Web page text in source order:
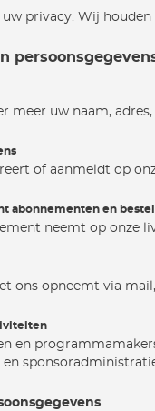
privacy. Wij
meer uw naam,
of aanmeldt op
abonnementen en
neemt op onze
ons opneemt via
en